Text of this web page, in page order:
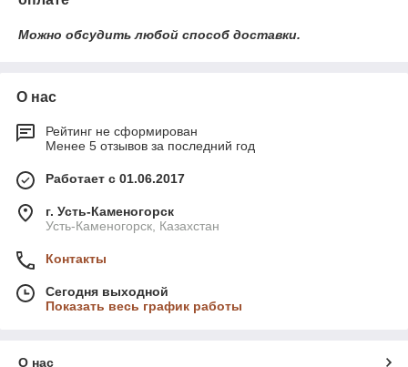
Можно обсудить любой способ доставки.
О нас
Рейтинг не сформирован
Менее 5 отзывов за последний год
Работает с 01.06.2017
г. Усть-Каменогорск
Усть-Каменогорск, Казахстан
Контакты
Сегодня выходной
Показать весь график работы
О нас